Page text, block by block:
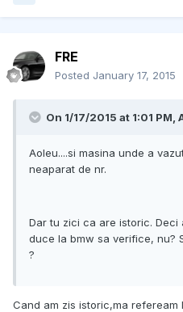
FRE
Posted January 17, 2015
On 1/17/2015 at 1:01 PM,
Aoleu....si masina unde a
neaparat de nr.
Dar tu zici ca are istoric.
duce la bmw sa verifice, nu?
?
Cand am zis istoric,ma